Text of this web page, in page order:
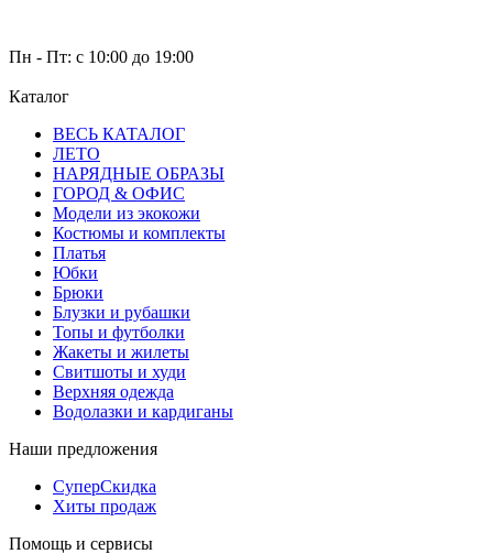
Пн - Пт: с 10:00 до 19:00
Каталог
ВЕСЬ КАТАЛОГ
ЛЕТО
НАРЯДНЫЕ ОБРАЗЫ
ГОРОД & ОФИС
Модели из экокожи
Костюмы и комплекты
Платья
Юбки
Брюки
Блузки и рубашки
Топы и футболки
Жакеты и жилеты
Свитшоты и худи
Верхняя одежда
Водолазки и кардиганы
Наши предложения
СуперСкидка
Хиты продаж
Помощь и сервисы